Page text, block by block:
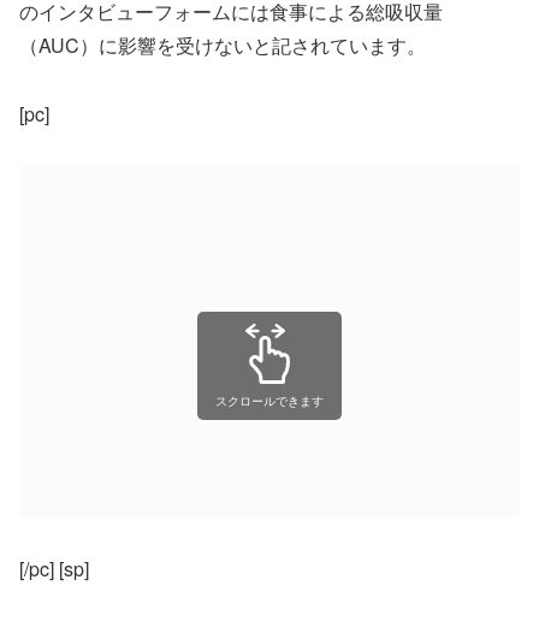
のインタビューフォームには食事による総吸収量
（AUC）に影響を受けないと記されています。
[pc]
スクロールできます
[/pc] [sp]